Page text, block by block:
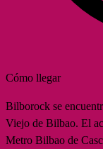
Cómo llegar
Bilborock se
Viejo de Bilbao. El
Metro Bilbao de